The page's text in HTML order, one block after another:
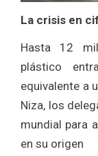
La crisis en
Hasta 12
plástico
equivalente a
Niza, los
mundial para
en su origen